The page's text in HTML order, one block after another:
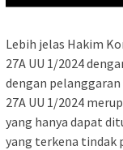
Lebih jelas Hakim
27A UU 1/2024
dengan
27A UU 1/2024
yang hanya dapat
yang terkena tindak